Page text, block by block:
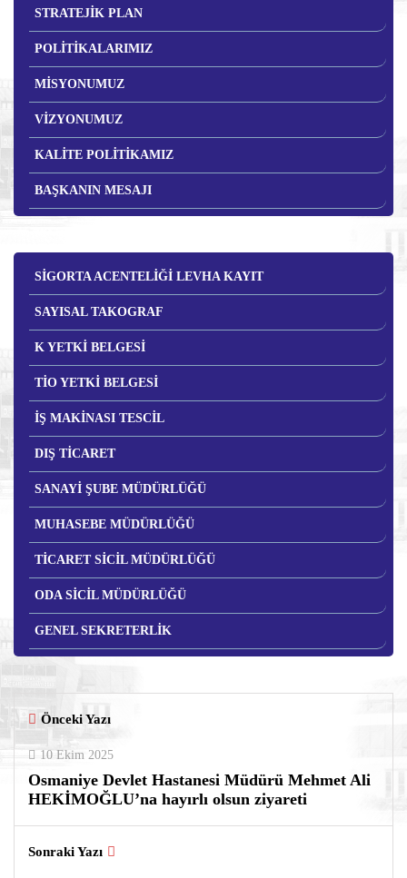
STRATEJİK PLAN
POLİTİKALARIMIZ
MİSYONUMUZ
VİZYONUMUZ
KALİTE POLİTİKAMIZ
BAŞKANIN MESAJI
SİGORTA ACENTELİĞİ LEVHA KAYIT
SAYISAL TAKOGRAF
K YETKİ BELGESİ
TİO YETKİ BELGESİ
İŞ MAKİNASI TESCİL
DIŞ TİCARET
SANAYİ ŞUBE MÜDÜRLÜĞÜ
MUHASEBE MÜDÜRLÜĞÜ
TİCARET SİCİL MÜDÜRLÜĞÜ
ODA SİCİL MÜDÜRLÜĞÜ
GENEL SEKRETERLİK
Önceki Yazı
10 Ekim 2025
Osmaniye Devlet Hastanesi Müdürü Mehmet Ali
HEKİMOĞLU’na hayırlı olsun ziyareti
Sonraki Yazı